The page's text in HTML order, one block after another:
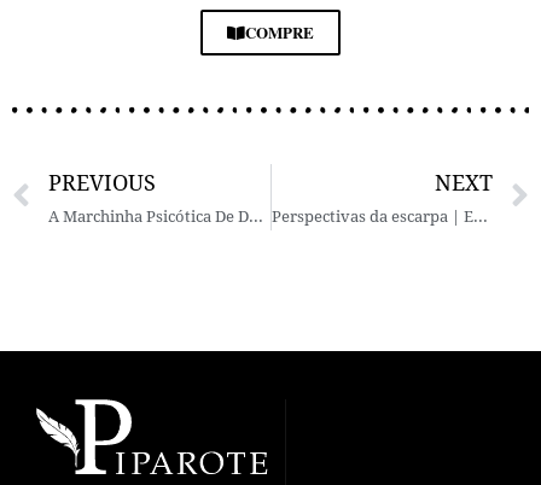
COMPRE
PREVIOUS
A Marchinha Psicótica De Dr. Soup | Júpiter Maçã
NEXT
Perspectivas da escarpa | Estevão Machado (Ed. Urutau)